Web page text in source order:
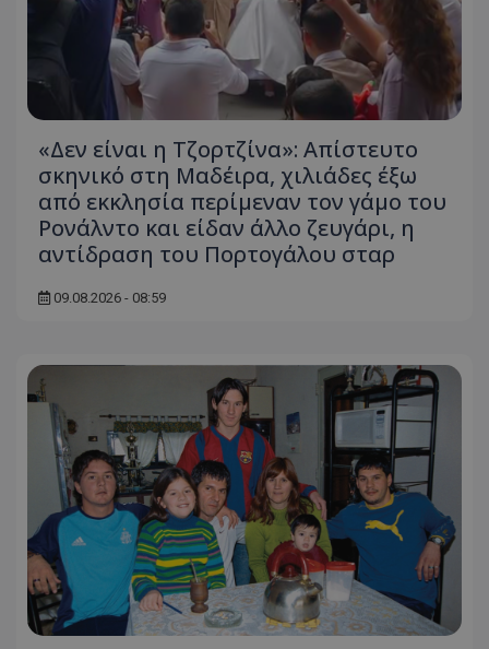
«Δεν είναι η Τζορτζίνα»: Απίστευτο
σκηνικό στη Μαδέιρα, χιλιάδες έξω
από εκκλησία περίμεναν τον γάμο του
Ρονάλντο και είδαν άλλο ζευγάρι, η
αντίδραση του Πορτογάλου σταρ
09.08.2026 - 08:59